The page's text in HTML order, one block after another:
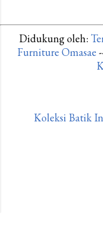
Didukung oleh:
Furniture Omasae
Koleksi Batik